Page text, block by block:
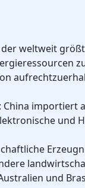
der weltweit
China importiert
und
und